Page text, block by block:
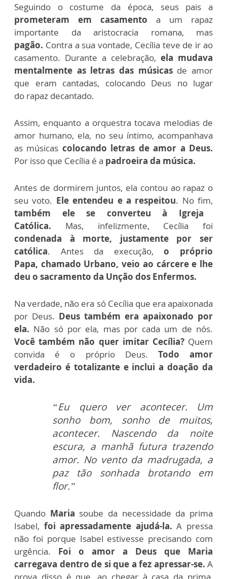
Seguindo o costume da época, seus pais a
prometeram em casamento a um rapaz
importante da aristocracia romana, mas
pagão. Contra a sua vontade, Cecília teve de ir ao
casamento. Durante a celebração, ela mudava
mentalmente as letras das músicasde amor
que eram cantadas, colocando Deus no lugar
do rapaz decantado.
Assim, enquanto a orquestra tocava melodias de
amor humano, ela, no seu íntimo, acompanhava
as músicas colocando letras de amor a Deus.
Por isso que Cecília é a padroeira da música.
Antes de dormirem juntos, ela contou ao rapaz o
seu voto. Ele entendeu e a respeitou. No fim,
também ele se converteu à Igreja
Católica.
Mas, infelizmente, Cecília foi
condenada à morte, justamente por ser
católica. Antes da execução,o próprio
Papa, chamado Urbano, veio ao cárcere e lhe
deu o sacramento da Unção dos Enfermos.
Na verdade, não era só Cecília que era apaixonada
por Deus. Deus também era apaixonado por
ela. Não só por ela, mas por cada um de nós.
Você também não quer imitar Cecília?Quem
convida é o próprio Deus. Todo amor
verdadeiro é totalizanteeinclui a doação da
vida.
“Eu quero ver acontecer. Um
sonho bom, sonho de muitos,
acontecer. Nascendo da noite
escura, a manhã futura trazendo
amor. No vento da madrugada, a
paz tão sonhada brotando em
flor.”
Quando Maria soube da necessidade da prima
Isabel, foiapressadamente ajudá-la. A pressa
não foi porque Isabel estivesse precisando com
urgência.
Foi o amor a Deus que Maria
carregava dentro de si que a fez apressar-se. A